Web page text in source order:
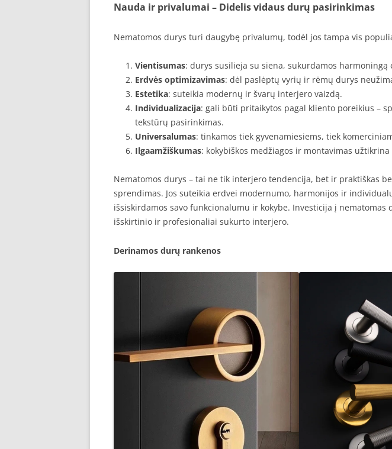
Nauda ir privalumai – Didelis vidaus durų pasirinkimas
Nematomos durys turi daugybę privalumų, todėl jos tampa vis
Vientisumas: durys susilieja su siena, sukurdamos harmoningą
Erdvės optimizavimas: dėl paslėptų vyrių ir rėmų durys
Estetika: suteikia modernų ir švarų interjero vaizdą.
Individualizacija: gali būti pritaikytos pagal kliento poreikius –
tekstūrų pasirinkimas.
Universalumas: tinkamos tiek gyvenamiesiems, tiek
Ilgaamžiškumas: kokybiškos medžiagos ir montavimas
Nematomos durys – tai ne tik interjero tendencija, bet ir praktiškas
sprendimas. Jos suteikia erdvei modernumo, harmonijos ir
išsiskirdamos savo funkcionalumu ir kokybe. Investicija į nematomas
išskirtinio ir profesionaliai sukurto interjero.
Derinamos durų rankenos